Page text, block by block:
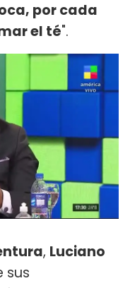
por cada
el té".
, Luciano
sus